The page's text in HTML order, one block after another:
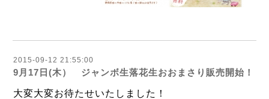
2015-09-12 21:55:00
9月17日(木） ジャンボ生落花生おおまさり販売開始！
大変大変お待たせいたしました！